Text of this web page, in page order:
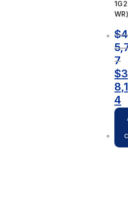
1G2
WR)
$4
7
$3
8,1
4